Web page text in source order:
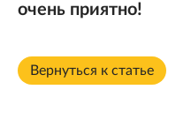
очень приятно!
Вернуться к статье